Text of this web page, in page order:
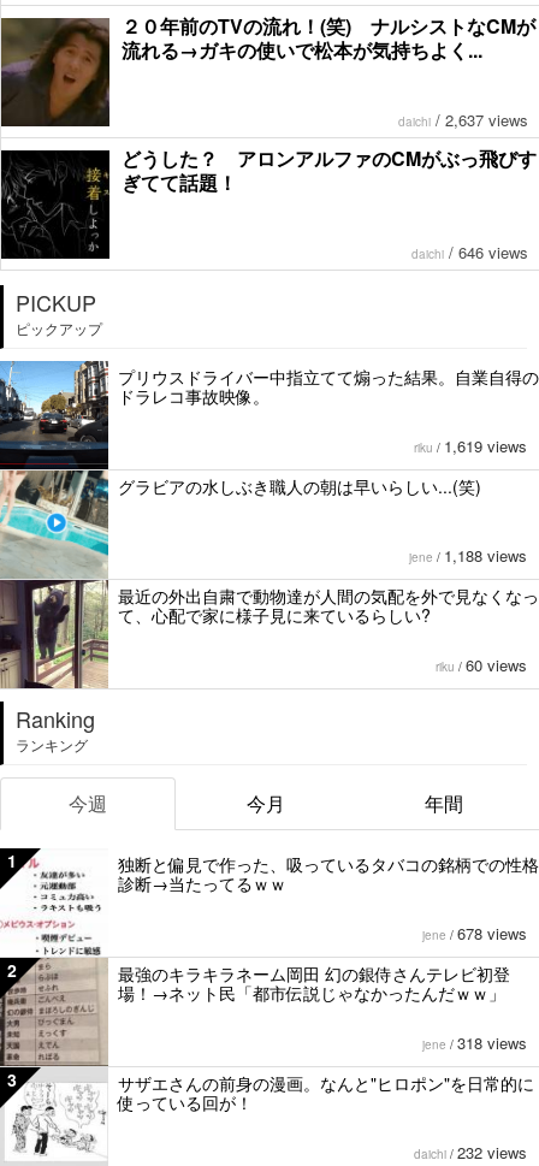
２０年前のTVの流れ！(笑) ナルシストなCMが
流れる→ガキの使いで松本が気持ちよく...
daichi / 2,637 views
どうした？ アロンアルファのCMがぶっ飛びす
ぎてて話題！
daichi / 646 views
PICKUP
ピックアップ
プリウスドライバー中指立てて煽った結果。自業自得の
ドラレコ事故映像。
riku / 1,619 views
グラビアの水しぶき職人の朝は早いらしい...(笑)
jene / 1,188 views
最近の外出自粛で動物達が人間の気配を外で見なくなっ
て、心配で家に様子見に来ているらしい?
riku / 60 views
Ranking
ランキング
今週 今月 年間
1
独断と偏見で作った、吸っているタバコの銘柄での性格
診断→当たってるｗｗ
jene / 678 views
2
最強のキラキラネーム岡田 幻の銀侍さんテレビ初登
場！→ネット民「都市伝説じゃなかったんだｗｗ」
jene / 318 views
3
サザエさんの前身の漫画。なんと"ヒロポン"を日常的に
使っている回が！
daichi / 232 views